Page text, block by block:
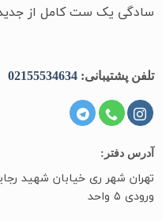
سادگی یک ست کامل از
تلفن پشتیبانی:02155534634
آدرس دفتر:
تهران شهر ری خیابان شهید
ورودی ۵ واحد